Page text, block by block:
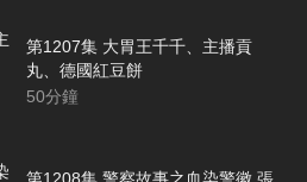
第1207集 大胃王千千、主播貢
丸、德國紅豆餅
50分鐘